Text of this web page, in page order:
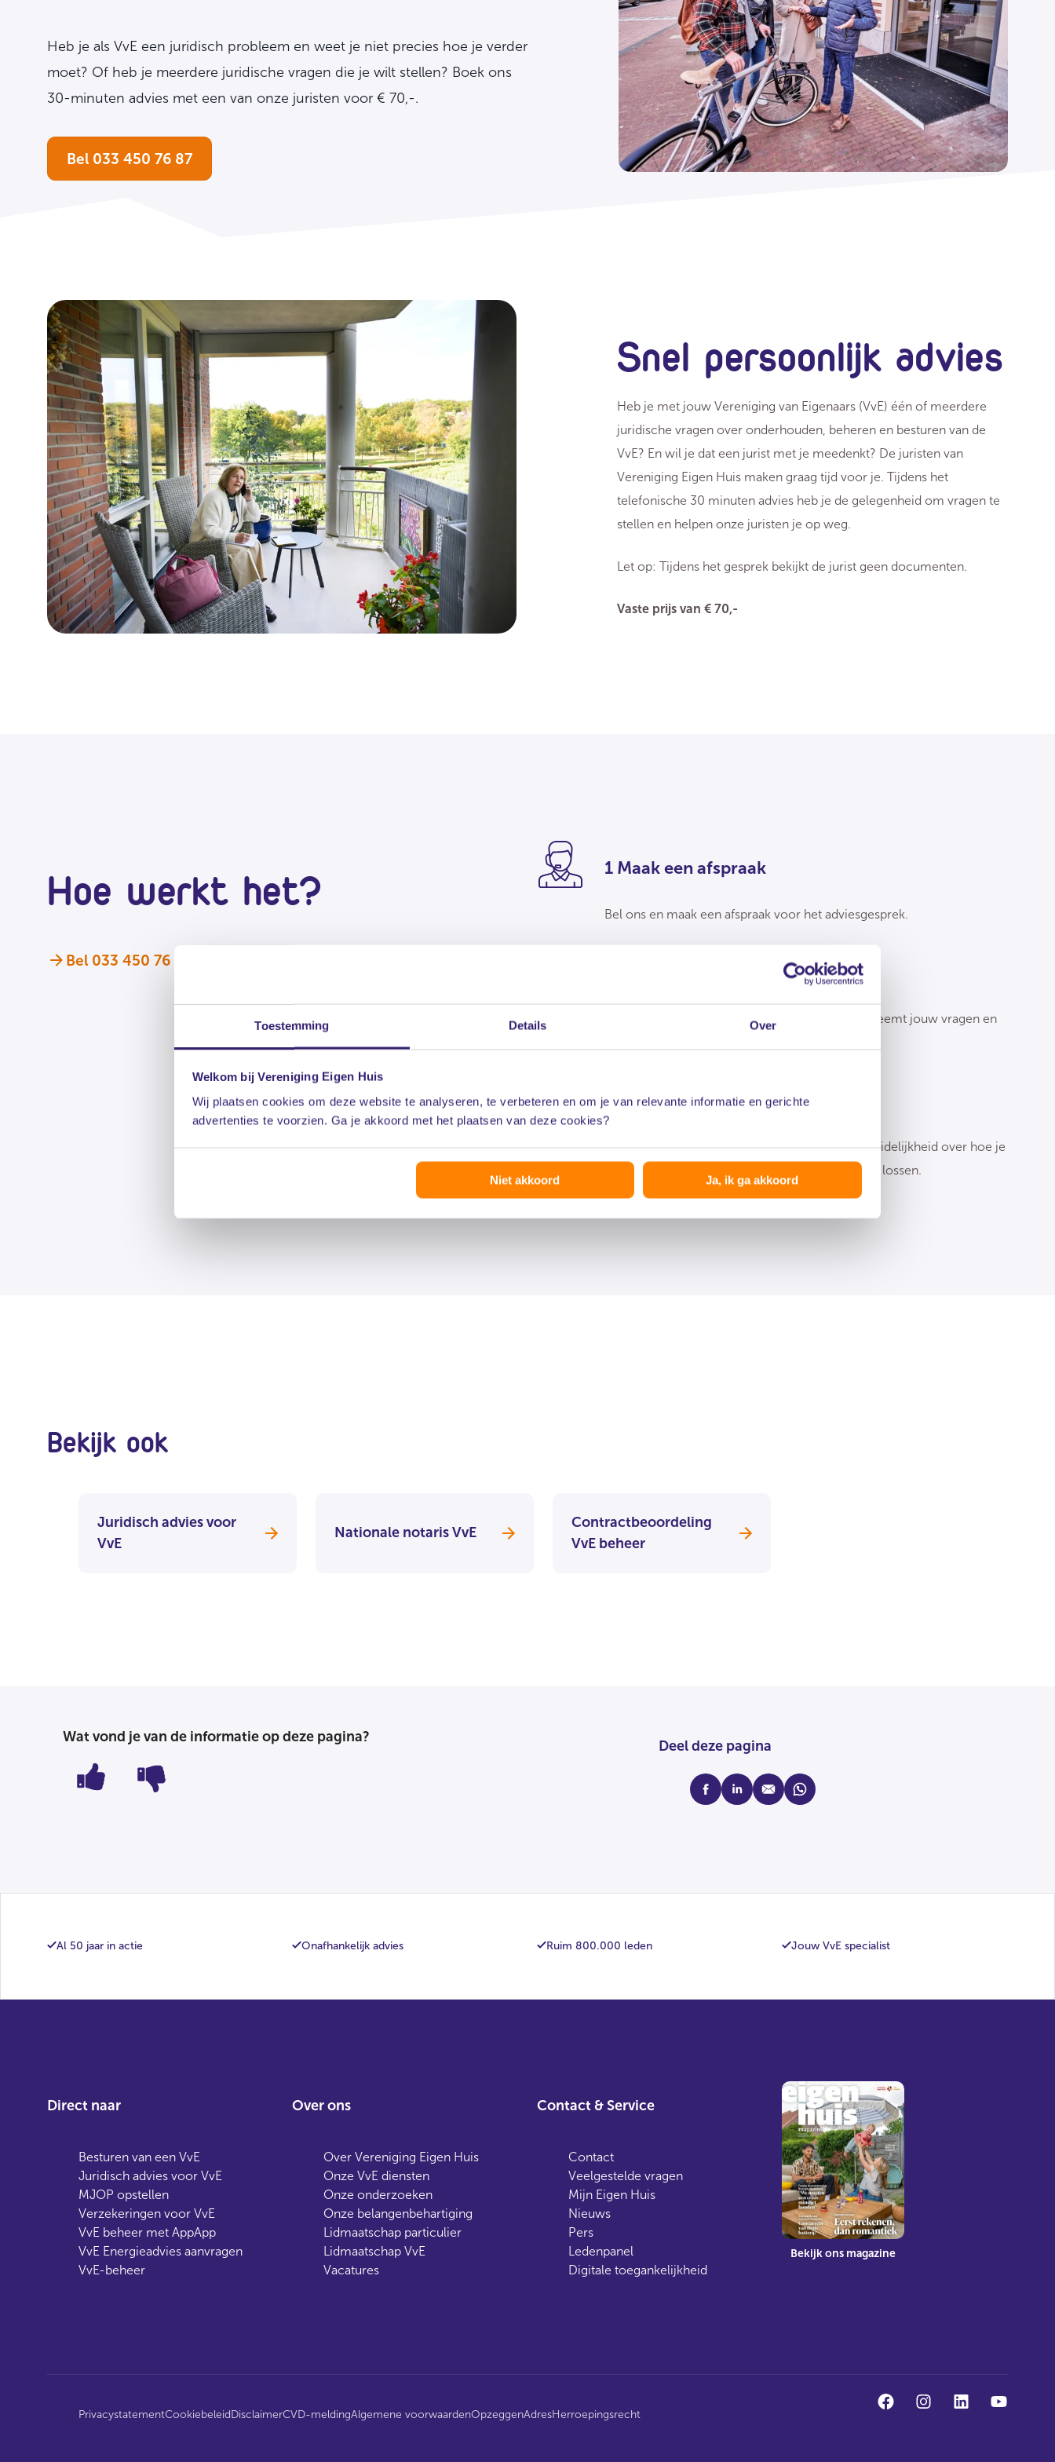
Toestemming Details Over
Welkom bij Vereniging Eigen Huis
Wij plaatsen cookies om deze website te analyseren, te verbeteren en om je van relevante informatie en gerichte
advertenties te voorzien. Ga je akkoord met het plaatsen van deze cookies?
Niet akkoord Ja, ik ga akkoord
Heb je als VvE een juridisch probleem en weet je niet precies hoe je verder
moet? Of heb je meerdere juridische vragen die je wilt stellen? Boek ons
30-minuten advies met een van onze juristen voor € 70,-.
Bel 033 450 76 87
Snel persoonlijk advies
Heb je met jouw Vereniging van Eigenaars (VvE) één of meerdere
juridische vragen over onderhouden, beheren en besturen van de
VvE? En wil je dat een jurist met je meedenkt? De juristen van
Vereniging Eigen Huis maken graag tijd voor je. Tijdens het
telefonische 30 minuten advies heb je de gelegenheid om vragen te
stellen en helpen onze juristen je op weg.
Let op: Tijdens het gesprek bekijkt de jurist geen documenten.
Vaste prijs van € 70,-
Hoe werkt het?
Bel 033 450 76 87
1 Maak een afspraak
Bel ons en maak een afspraak voor het adviesgesprek.
De jurist belt jou op het afgesproken tijdstip en neemt jouw vragen en
3 Jij weet hoe je verder kunt
Na het 30 minuten adviesgesprek heb jij meer duidelijkheid over hoe je
verder kunt om jouw juridische problemen op te lossen.
Bekijk ook
Juridisch advies voor
VvE
Nationale notaris VvE
Contractbeoordeling
VvE beheer
Wat vond je van de informatie op deze pagina?
Deel deze pagina
facebooklinkedin
mail whatsapp
Al 50 jaar in actie Onafhankelijk advies Ruim 800.000 leden Jouw VvE specialist
Direct naar
Besturen van een VvE
Juridisch advies voor VvE
MJOP opstellen
Verzekeringen voor VvE
VvE beheer met AppApp
VvE Energieadvies aanvragen
VvE-beheer
Over ons
Over Vereniging Eigen Huis
Onze VvE diensten
Onze onderzoeken
Onze belangenbehartiging
Lidmaatschap particulier
Lidmaatschap VvE
Vacatures
Contact & Service
Contact
Veelgestelde vragen
Mijn Eigen Huis
Nieuws
Pers
Ledenpanel
Digitale toegankelijkheid
Bekijk ons magazine
PrivacystatementCookiebeleidDisclaimerCVD-meldingAlgemene voorwaardenOpzeggenAdresHerroepingsrecht facebookinstagramlinkedinyoutube